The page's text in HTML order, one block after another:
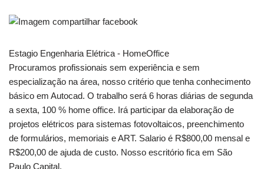
Estagio Engenharia Elétrica - HomeOffice
Procuramos profissionais sem experiência e sem
especialização na área, nosso critério que tenha conhecimento
básico em Autocad. O trabalho será 6 horas diárias de segunda
a sexta, 100 % home office. Irá participar da elaboração de
projetos elétricos para sistemas fotovoltaicos, preenchimento
de formulários, memoriais e ART. Salario é R$800,00 mensal e
R$200,00 de ajuda de custo. Nosso escritório fica em São
Paulo Capital.